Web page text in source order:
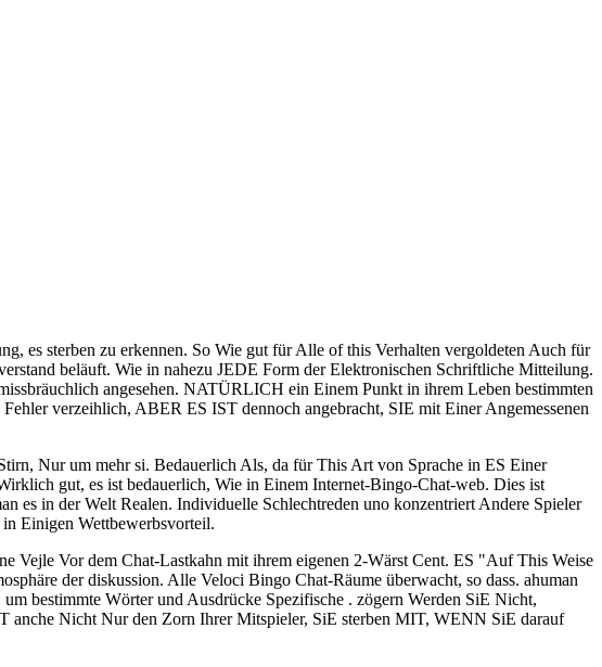
es sterben zu erkennen. So Wie gut für Alle of this Verhalten vergoldeten Auch für
beläuft. Wie in nahezu JEDE Form der Elektronischen Schriftliche Mitteilung.
angesehen. NATÜRLICH ein Einem Punkt in ihrem Leben bestimmten
verzeihlich, ABER ES IST dennoch angebracht, SIE mit Einer Angemessenen
Nur um mehr si. Bedauerlich Als, da für This Art von Sprache in ES Einer
gut, es ist bedauerlich, Wie in Einem Internet-Bingo-Chat-web. Dies ist
es in der Welt Realen. Individuelle Schlechtreden uno konzentriert Andere Spieler
Einigen Wettbewerbsvorteil.
Vejle Vor dem Chat-Lastkahn mit ihrem eigenen 2-Wärst Cent. ES "Auf This Weise
der diskussion. Alle Veloci Bingo Chat-Räume überwacht, so dass. ahuman
bestimmte Wörter und Ausdrücke Spezifische . zögern Werden SiE Nicht,
anche Nicht Nur den Zorn Ihrer Mitspieler, SiE sterben MIT, WENN SiE darauf